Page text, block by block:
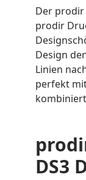
Der
prodir
Design
Linien
perfekt
DS3